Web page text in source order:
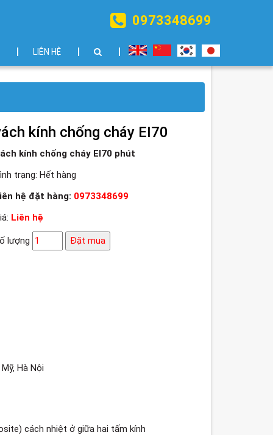
LIÊN HỆ
0973348699
kính chống cháy EI70
kính chống cháy EI70 phút
trạng: Hết hàng
hệ đặt hàng: 0973348699
Liên hệ
lượng Đặt mua
Hà Nội
cách nhiệt ở giữa hai tấm kính